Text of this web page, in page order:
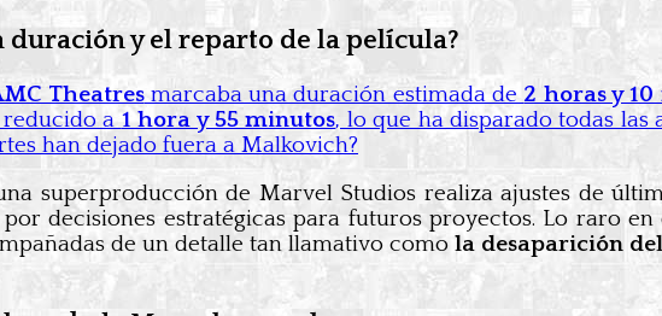
duración y el reparto de la película?
Theatresmarcaba una duración estimada de 2 horas y
a 1 hora y 55 minutos, lo que ha disparado todas las
han dejado fuera a Malkovich?
superproducción de Marvel Studios realiza ajustes de
decisiones estratégicas para futuros proyectos. Lo raro en
de un detalle tan llamativo como la desaparición